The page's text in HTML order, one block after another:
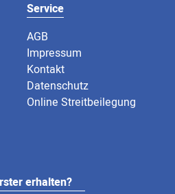
Service
AGB
Impressum
Kontakt
Datenschutz
Online Streitbeilegung
erhalten?